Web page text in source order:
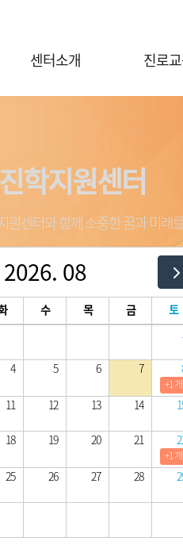
센터소개
공지사항
진로
홍보자료실
전공콘서트
행사신청(
의학계열
학지원센터
원센터와 함께 소중한 꿈과 미래
학지원센터
원센터와 함께 소중한 꿈과 미래
학지원센터
원센터와 함께 소중한 꿈과 미래
학지원센터
원센터와 함께 소중한 꿈과 미래
3/ 3
2026. 08
수 목 금
토
4 5 6 7
+1 개
11 12 13 14
18 19 20 21
+1 개
25 26 27 28